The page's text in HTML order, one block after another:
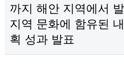
까지 해안 지역에서
지역 문화에 함유된
획 성과 발표